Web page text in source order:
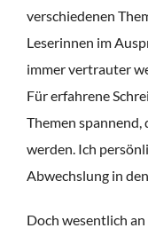
verschiedenen
Leserinnen im
immer vertrauter
Für erfahrene
Themen spannend,
werden. Ich
Abwechslung in
Doch wesentlich an